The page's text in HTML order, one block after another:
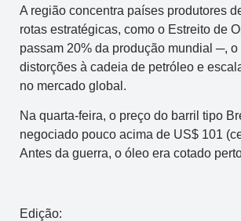
A região concentra países produtores
rotas estratégicas, como o Estreito de
passam 20% da produção mundial ─, o
distorções à cadeia de petróleo e
no mercado global.
Na quarta-feira, o preço do barril tipo
negociado pouco acima de US$ 101
Antes da guerra, o óleo era cotado
Edição: